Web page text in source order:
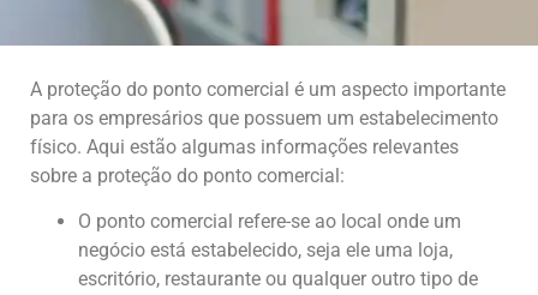
A proteção do ponto comercial é um aspecto importante
para os empresários que possuem um estabelecimento
físico. Aqui estão algumas informações relevantes
sobre a proteção do ponto comercial:
O ponto comercial refere-se ao local onde um
negócio está estabelecido, seja ele uma loja,
escritório, restaurante ou qualquer outro tipo de